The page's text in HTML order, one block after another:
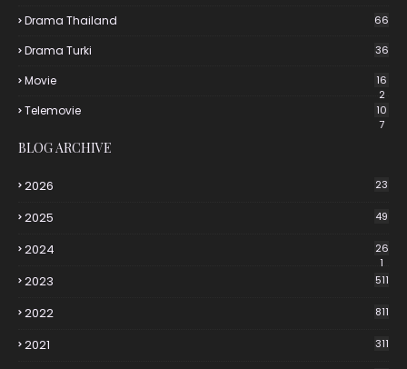
Drama Thailand 66
Drama Turki 36
Movie
16
2
Telemovie
10
7
BLOG ARCHIVE
2026 23
2025 49
2024
26
1
2023 511
2022 811
2021 311